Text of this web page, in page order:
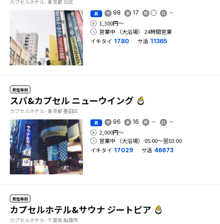
カプセルホテル - 東京都 北区
男 98 17
1,300円〜
営業中 （大浴場） 24時間営業
イキタイ 1780 サ活 11365
男性専用
スパ&カプセル ニューウイング
カプセルホテル - 東京都 墨田区
男 96 16
2,000円〜
営業中 （大浴場） 05:00〜翌03:00
イキタイ 17029 サ活 46673
男性専用
カプセルホテル&サウナ ジートピア
カプセルホテル - 千葉県 船橋市